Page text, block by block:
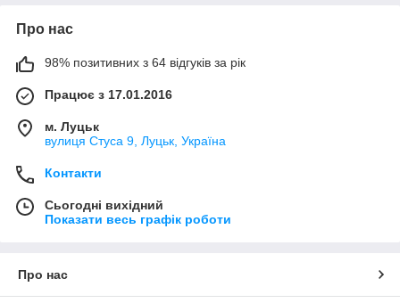
Про нас
98% позитивних з 64 відгуків за рік
Працює з 17.01.2016
м. Луцьк
вулиця Стуса 9, Луцьк, Україна
Контакти
Сьогодні вихідний
Показати весь графік роботи
Про нас